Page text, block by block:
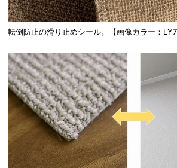
転倒防止の滑り止めシール。【画像カラー：